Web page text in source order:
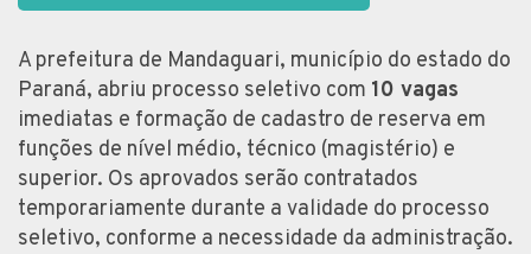
A prefeitura de Mandaguari, município do estado do
Paraná, abriu processo seletivo com 10 vagas
imediatas e formação de cadastro de reserva em
funções de nível médio, técnico (magistério) e
superior. Os aprovados serão contratados
temporariamente durante a validade do processo
seletivo, conforme a necessidade da administração.